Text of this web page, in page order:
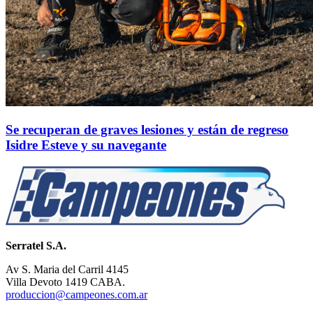
Se recuperan de graves lesiones y están de regreso
Isidre Esteve y su navegante
Serratel S.A.
Av S. Maria del Carril 4145
Villa Devoto 1419 CABA.
produccion@campeones.com.ar